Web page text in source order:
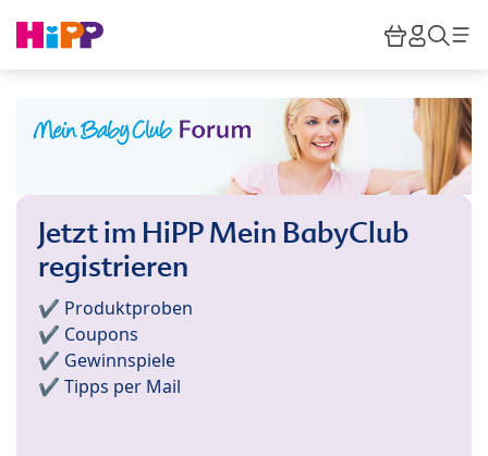
HiPP
Jetzt im HiPP Mein BabyClub
registrieren
✔️ Produktproben
✔️ Coupons
✔️ Gewinnspiele
✔️ Tipps per Mail